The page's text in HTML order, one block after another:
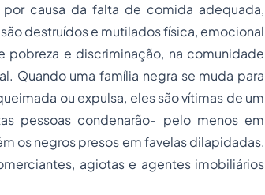
causa da falta de comida adequada,
destruídos e mutilados física, emocional
e discriminação, na comunidade
Quando uma família negra se muda para
ou expulsa, eles são vítimas de um
pessoas condenarão- pelo menos em
os negros presos em favelas dilapidadas,
agiotas e agentes imobiliários